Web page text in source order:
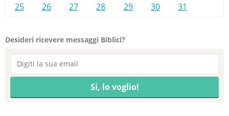
25 26 27 28 29 30 31
Desideri ricevere messaggi Biblici?